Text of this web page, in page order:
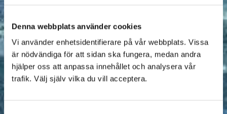
Denna webbplats använder cookies
Vi använder enhetsidentifierare på vår webbplats. Vissa
är nödvändiga för att sidan ska fungera, medan andra
hjälper oss att anpassa innehållet och analysera vår
trafik. Välj själv vilka du vill acceptera.